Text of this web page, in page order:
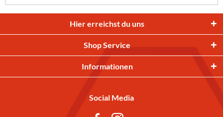
Hier erreichst du uns
Shop Service
Informationen
Social Media